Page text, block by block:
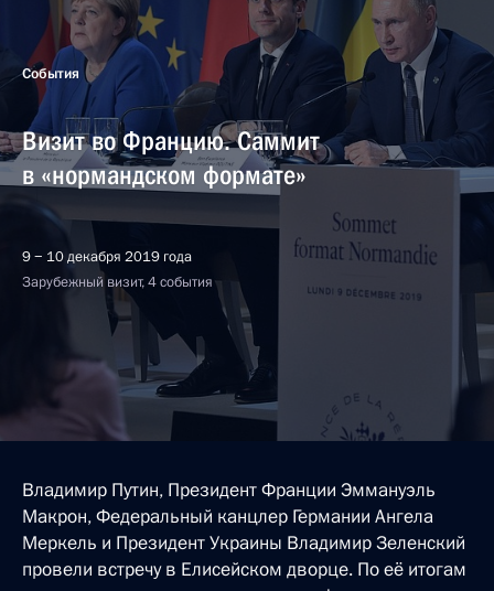
События
Визит во Францию. Саммит
в «нормандском формате»
9 − 10 декабря 2019 года
Зарубежный визит, 4 события
Владимир Путин, Президент Франции Эммануэль
Макрон, Федеральный канцлер Германии Ангела
Меркель и Президент Украины Владимир Зеленский
провели встречу в Елисейском дворце. По её итогам